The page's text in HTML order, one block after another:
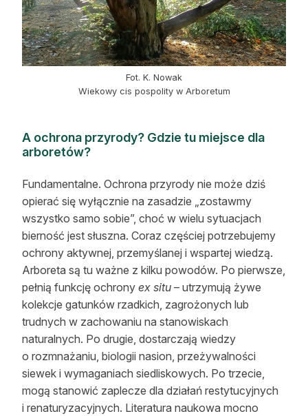
Fot. K. Nowak
Wiekowy cis pospolity w Arboretum
A ochrona przyrody? Gdzie tu miejsce dla
arboretów?
Fundamentalne. Ochrona przyrody nie może dziś
opierać się wyłącznie na zasadzie „zostawmy
wszystko samo sobie”, choć w wielu sytuacjach
bierność jest słuszna. Coraz częściej potrzebujemy
ochrony aktywnej, przemyślanej i wspartej wiedzą.
Arboreta są tu ważne z kilku powodów. Po pierwsze,
pełnią funkcję ochrony ex situ – utrzymują żywe
kolekcje gatunków rzadkich, zagrożonych lub
trudnych w zachowaniu na stanowiskach
naturalnych. Po drugie, dostarczają wiedzy
o rozmnażaniu, biologii nasion, przeżywalności
siewek i wymaganiach siedliskowych. Po trzecie,
mogą stanowić zaplecze dla działań restytucyjnych
i renaturyzacyjnych. Literatura naukowa mocno